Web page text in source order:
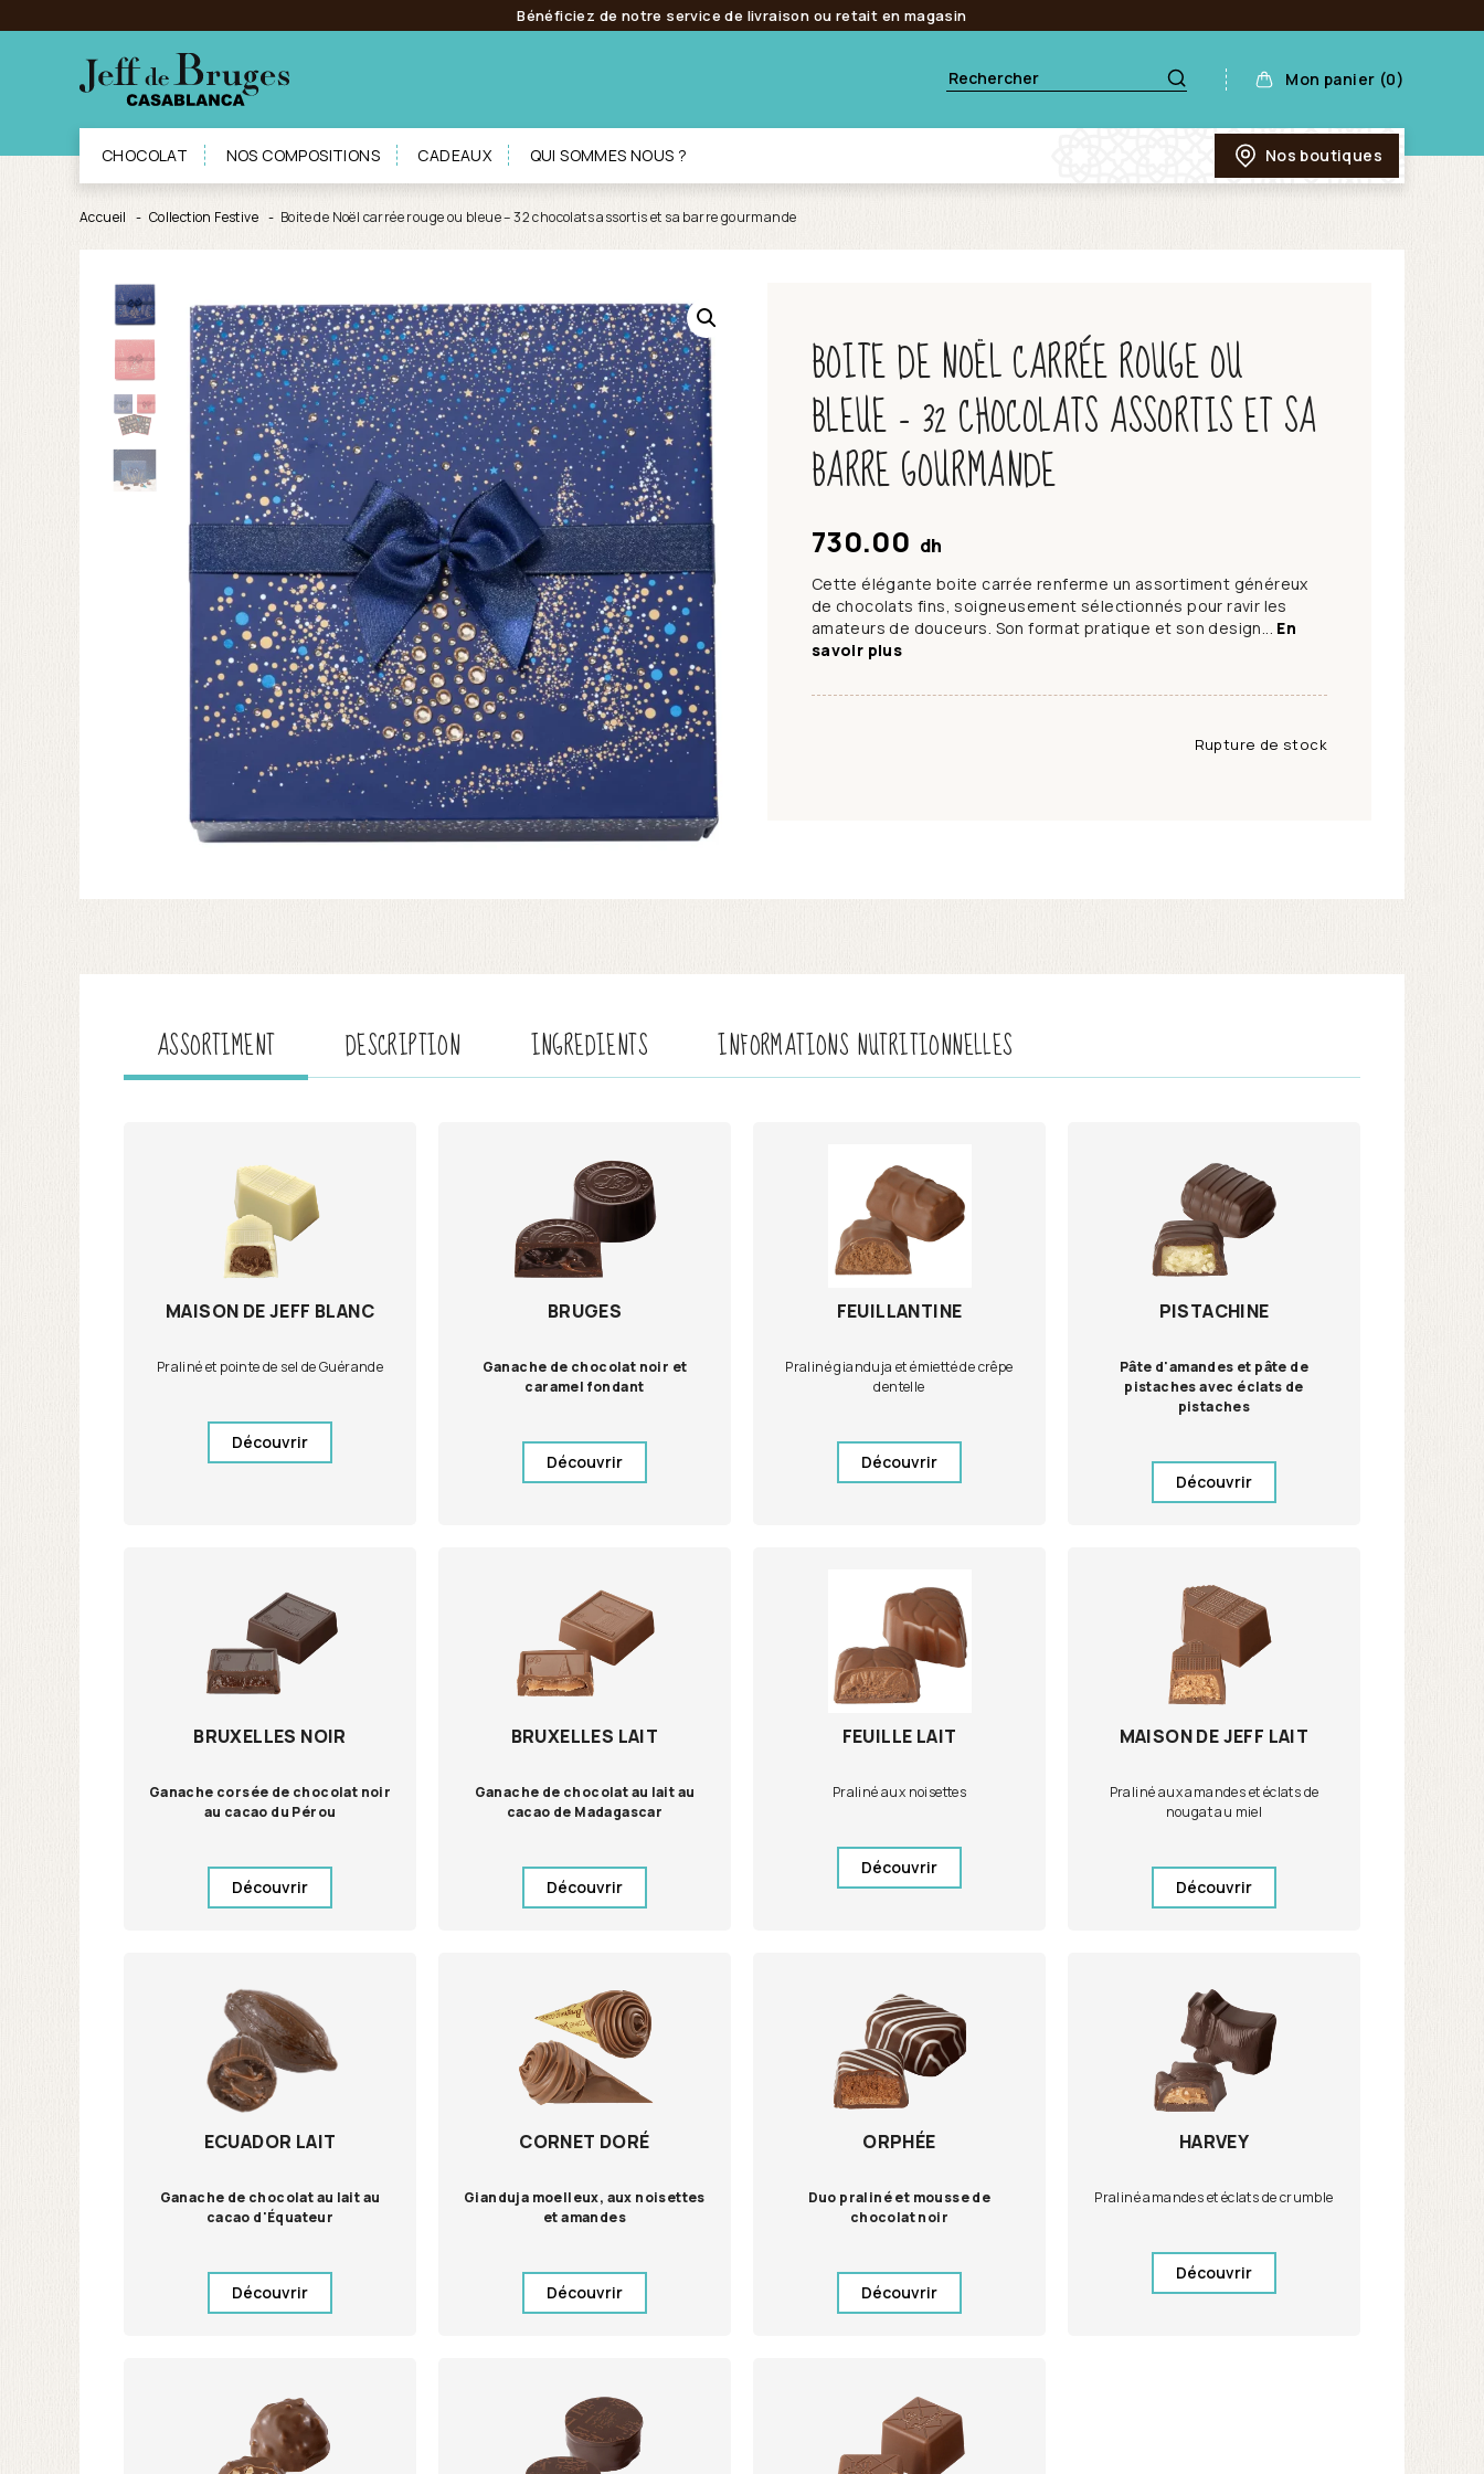
Bénéficiez de notre service de livraison ou retait en magasin
Mon panier (0)
CHOCOLAT NOS COMPOSITIONS CADEAUX QUI SOMMES NOUS ? Nos boutiques
Accueil Collection Festive Boite de Noël carrée rouge ou bleue – 32 chocolats assortis et sa barre gourmande
BOITE DE NOËL CARRÉE ROUGE OU
BLEUE – 32 CHOCOLATS ASSORTIS ET SA
BARRE GOURMANDE
730.00 dh
Cette élégante boite carrée renferme un assortiment généreux
de chocolats fins, soigneusement sélectionnés pour ravir les
amateurs de douceurs. Son format pratique et son design... En
savoir plus
Rupture de stock
ASSORTIMENT DESCRIPTION INGREDIENTS INFORMATIONS NUTRITIONNELLES
MAISON DE JEFF BLANC
Praliné et pointe de sel de Guérande
Découvrir
BRUGES
Ganache de chocolat noir et
caramel fondant
Découvrir
FEUILLANTINE
Praliné gianduja et émietté de crêpe
dentelle
Découvrir
PISTACHINE
Pâte d'amandes et pâte de
pistaches avec éclats de
pistaches
Découvrir
BRUXELLES NOIR
Ganache corsée de chocolat noir
au cacao du Pérou
Découvrir
BRUXELLES LAIT
Ganache de chocolat au lait au
cacao de Madagascar
Découvrir
FEUILLE LAIT
Praliné aux noisettes
Découvrir
MAISON DE JEFF LAIT
Praliné aux amandes et éclats de
nougat au miel
Découvrir
ECUADOR LAIT
Ganache de chocolat au lait au
cacao d'Équateur
Découvrir
CORNET DORÉ
Gianduja moelleux, aux noisettes
et amandes
Découvrir
ORPHÉE
Duo praliné et mousse de
chocolat noir
Découvrir
HARVEY
Praliné amandes et éclats de crumble
Découvrir